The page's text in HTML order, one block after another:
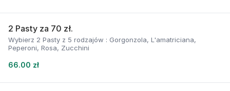
2 Pasty za 70 zł.
Wybierz 2 Pasty z 5 rodzajów : Gorgonzola, L'amatriciana,
Peperoni, Rosa, Zucchini
66.00 zł